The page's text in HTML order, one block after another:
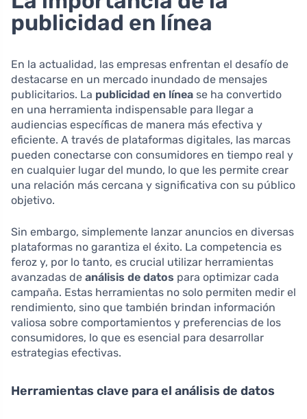
publicidad en línea
En la actualidad, las empresas enfrentan el desafío de
destacarse en un mercado inundado de mensajes
publicitarios. La publicidad en línea se ha convertido
en una herramienta indispensable para llegar a
audiencias específicas de manera más efectiva y
eficiente. A través de plataformas digitales, las marcas
pueden conectarse con consumidores en tiempo real y
en cualquier lugar del mundo, lo que les permite crear
una relación más cercana y significativa con su público
objetivo.
Sin embargo, simplemente lanzar anuncios en diversas
plataformas no garantiza el éxito. La competencia es
feroz y, por lo tanto, es crucial utilizar herramientas
avanzadas de análisis de datos para optimizar cada
campaña. Estas herramientas no solo permiten medir el
rendimiento, sino que también brindan información
valiosa sobre comportamientos y preferencias de los
consumidores, lo que es esencial para desarrollar
estrategias efectivas.
Herramientas clave para el análisis de datos